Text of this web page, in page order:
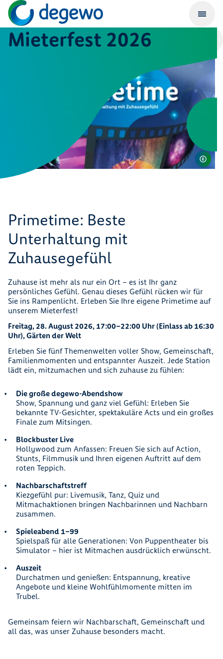
Mieterfest 2026
Primetime: Beste
Unterhaltung mit
Zuhausegefühl
Zuhause ist mehr als nur ein Ort – es ist Ihr ganz
persönliches Gefühl. Genau dieses Gefühl rücken wir für
Sie ins Rampenlicht. Erleben Sie Ihre eigene Primetime auf
unserem Mieterfest!
Freitag, 28. August 2026, 17:00–22:00 Uhr (Einlass ab 16:30
Uhr), Gärten der Welt
Erleben Sie fünf Themenwelten voller Show, Gemeinschaft,
Familienmomenten und entspannter Auszeit. Jede Station
lädt ein, mitzumachen und sich zuhause zu fühlen:
Die große degewo-Abendshow
Show, Spannung und ganz viel Gefühl: Erleben Sie
bekannte TV-Gesichter, spektakuläre Acts und ein großes
Finale zum Mitsingen.
Blockbuster Live
Hollywood zum Anfassen: Freuen Sie sich auf Action,
Stunts, Filmmusik und Ihren eigenen Auftritt auf dem
roten Teppich.
Nachbarschaftstreff
Kiezgefühl pur: Livemusik, Tanz, Quiz und
Mitmachaktionen bringen Nachbarinnen und Nachbarn
zusammen.
Spieleabend 1–99
Spielspaß für alle Generationen: Von Puppentheater bis
Simulator – hier ist Mitmachen ausdrücklich erwünscht.
Auszeit
Durchatmen und genießen: Entspannung, kreative
Angebote und kleine Wohlfühlmomente mitten im
Trubel.
Gemeinsam feiern wir Nachbarschaft, Gemeinschaft und
all das, was unser Zuhause besonders macht.